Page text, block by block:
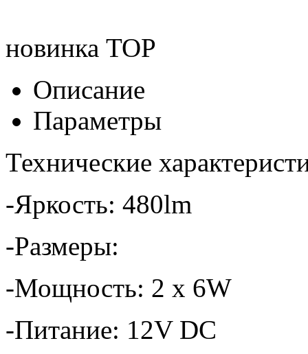
новинка TOP
Описание
Параметры
Технические
-Яркость: 480lm
-Размеры:
-Мощность: 2 x 6W
-Питание: 12V DC